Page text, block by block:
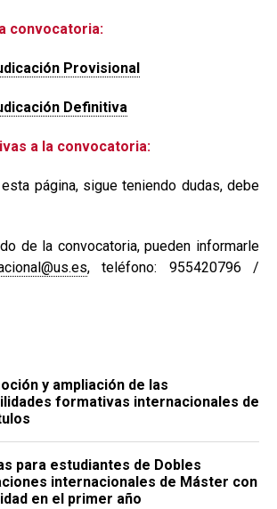
convocatoria:
Provisional
Definitiva
a la convocatoria:
página, sigue teniendo dudas, debe
de la convocatoria, pueden informarle
, teléfono: 955420796 /
y ampliación de las
formativas internacionales de
para estudiantes de Dobles
internacionales de Máster con
en el primer año